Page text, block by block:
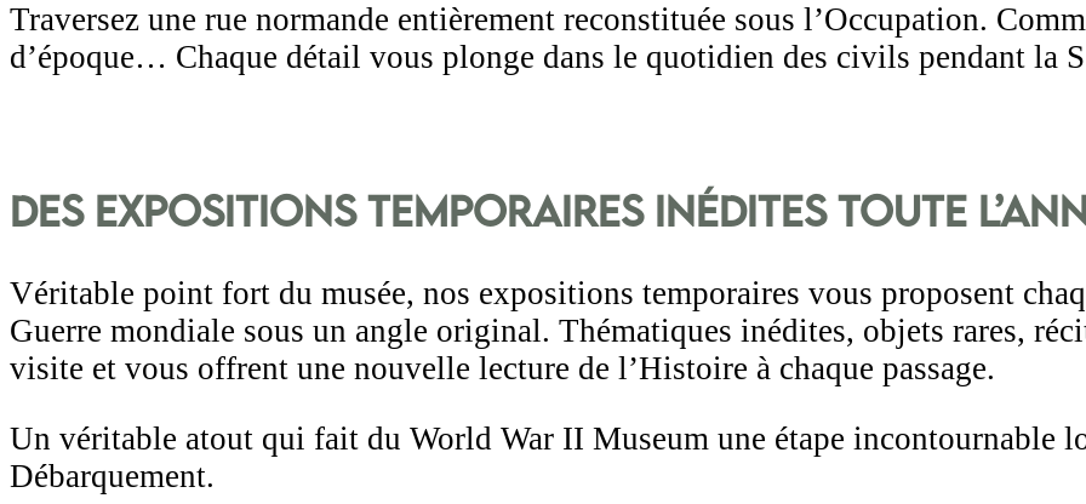
Traversez une rue normande entièrement reconstituée sous l’Occupation.
d’époque… Chaque détail vous plonge dans le quotidien des civils pendant la
Des expositions temporaires inédites toute
Véritable point fort du musée, nos expositions temporaires vous proposent
Guerre mondiale sous un angle original. Thématiques inédites, objets rares,
visite et vous offrent une nouvelle lecture de l’Histoire à chaque passage.
Un véritable atout qui fait du World War II Museum une étape incontournable
Débarquement.